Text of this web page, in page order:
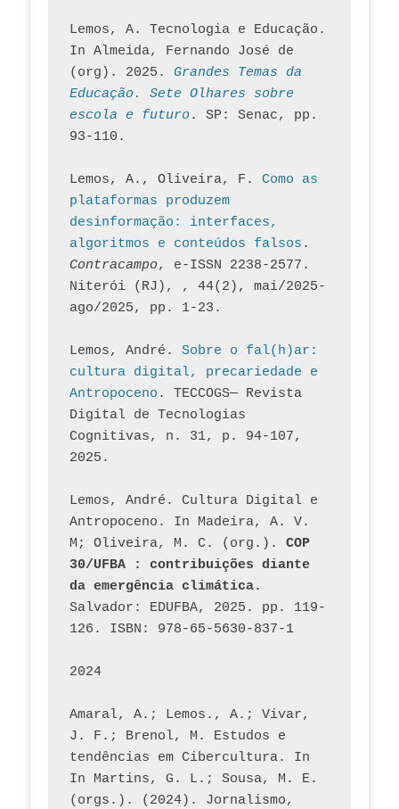
Lemos, A. Tecnologia e Educação.
In Almeida, Fernando José de
(org). 2025. Grandes Temas da
Educação. Sete Olhares sobre
escola e futuro. SP: Senac, pp.
93-110.
Lemos, A., Oliveira, F. Como as
plataformas produzem
desinformação: interfaces,
algoritmos e conteúdos falsos
Contracampo, e-ISSN 2238-2577.
Niterói (RJ), , 44(2), mai/2025-
ago/2025, pp. 1-23.
Lemos, André. Sobre o fal(h)ar:
cultura digital, precariedade e
Antropoceno . TECCOGS— Revista
Digital de Tecnologias
Cognitivas, n. 31, p. 94-107,
2025.
Lemos, André. Cultura Digital e
Antropoceno. In Madeira, A. V.
M; Oliveira, M. C. (org.). COP
30/UFBA : contribuições diante
da emergência climática.
Salvador: EDUFBA, 2025. pp. 119-
126. ISBN: 978-65-5630-837-1
2024
Amaral, A.; Lemos., A.; Vivar,
J. F.; Brenol, M. Estudos e
tendências em Cibercultura. In
In Martins, G. L.; Sousa, M. E.
(orgs.). (2024). Jornalismo,